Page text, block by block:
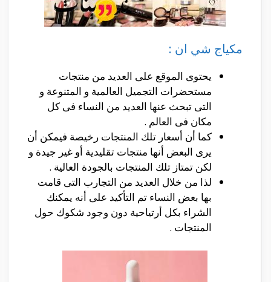
مكياج شي ان :
يحتوى الموقع على العديد من منتجات
مستحضرات التجميل العالمية و المتنوعة و
التى تبحث عنها العديد من النساء فى كل
مكان فى العالم .
كما أن أسعار تلك المنتجات رخيصة فيمكن أن
يرى البعض أنها منتجات تقليدية أو غير جيدة و
لكن تمتاز تلك المنتجات بالجودة العالية .
لذا من خلال العديد من التجارب التى قامت
بها بعض النساء تم التأكيد على أنه يمكنك
الشراء بكل أرتياحية دون وجود شكوك حول
المنتجات .